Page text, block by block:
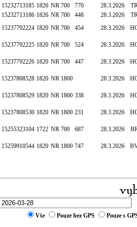
15232713185 1826 NR 700 770 28.3.2026
15232713186 1826 NR 700 448 28.3.2026
15237792224 1820 NR 700 454 28.3.2026
15237792225 1820 NR 700 524 28.3.2026
15237792226 1820 NR 700 447 28.3.2026
15237808528 1820 NR 1800 28.3.2026
15237808529 1820 NR 1800 338 28.3.2026
15237808530 1820 NR 1800 231 28.3.2026
15255323104 1722 NR 700 687 28.3.2026
15259910544 1820 NR 1800 747 28.3.2026
Vše Pouze bez GPS Pouze s